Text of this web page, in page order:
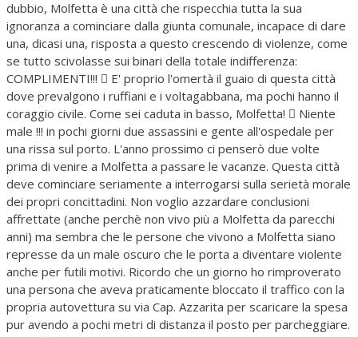
dubbio, Molfetta è una città che rispecchia tutta la sua
ignoranza a cominciare dalla giunta comunale, incapace di dare
una, dicasi una, risposta a questo crescendo di violenze, come
se tutto scivolasse sui binari della totale indifferenza:
COMPLIMENTI!!!  E' proprio l'omertà il guaio di questa città
dove prevalgono i ruffiani e i voltagabbana, ma pochi hanno il
coraggio civile. Come sei caduta in basso, Molfetta!  Niente
male !!! in pochi giorni due assassini e gente all'ospedale per
una rissa sul porto. L'anno prossimo ci penserò due volte
prima di venire a Molfetta a passare le vacanze. Questa città
deve cominciare seriamente a interrogarsi sulla serietà morale
dei propri concittadini. Non voglio azzardare conclusioni
affrettate (anche perchè non vivo più a Molfetta da parecchi
anni) ma sembra che le persone che vivono a Molfetta siano
represse da un male oscuro che le porta a diventare violente
anche per futili motivi. Ricordo che un giorno ho rimproverato
una persona che aveva praticamente bloccato il traffico con la
propria autovettura su via Cap. Azzarita per scaricare la spesa
pur avendo a pochi metri di distanza il posto per parcheggiare.